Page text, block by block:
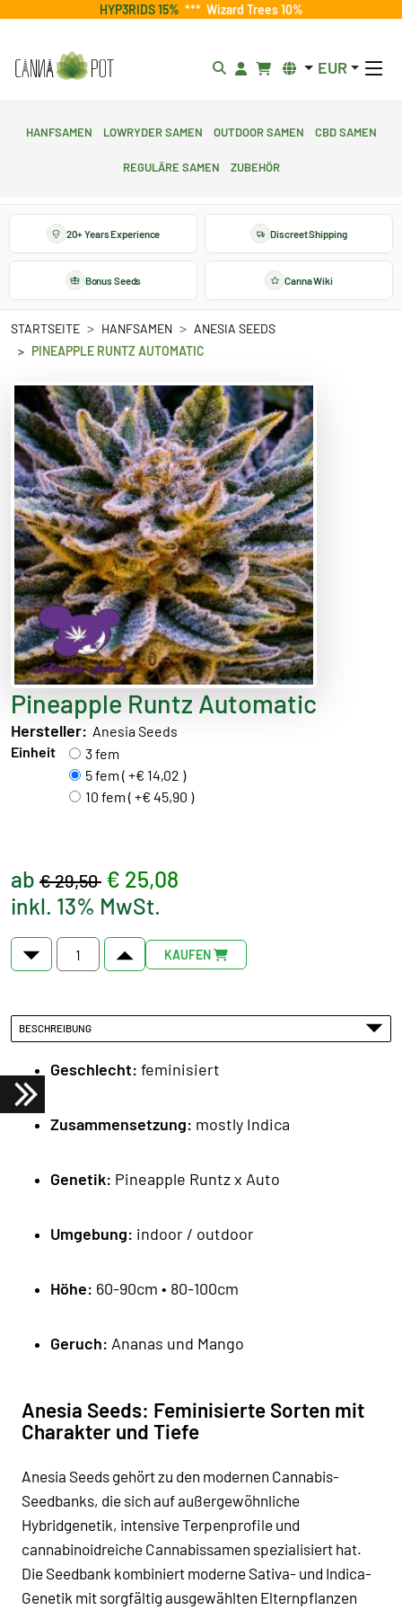
HYP3RIDS 15% *** Wizard Trees 10%
EUR
Hanfsamen Lowryder Samen Outdoor Samen CBD Samen
Reguläre Samen Zubehör
20+ Years Experience Discreet Shipping
Bonus Seeds Canna Wiki
STARTSEITE HANFSAMEN
ANESIA SEEDS
PINEAPPLE RUNTZ AUTOMATIC
Pineapple Runtz Automatic
Hersteller: Anesia Seeds
Einheit
3 fem
5 fem ( +€ 14,02 )
10 fem ( +€ 45,90 )
ab € 29,50 € 25,08
inkl. 13% MwSt.
KAUFEN
BESCHREIBUNG
Geschlecht: feminisiert
Zusammensetzung: mostly Indica
Genetik: Pineapple Runtz x Auto
Umgebung: indoor / outdoor
Höhe: 60-90cm • 80-100cm
Geruch: Ananas und Mango
Anesia Seeds: Feminisierte Sorten mit
Charakter und Tiefe
Anesia Seeds gehört zu den modernen Cannabis-
Seedbanks, die sich auf außergewöhnliche
Hybridgenetik, intensiveTerpenprofile und
cannabinoidreiche Cannabissamen spezialisiert hat.
Die Seedbank kombiniert moderne Sativa- und Indica-
Genetik mit sorgfältig ausgewählten Elternpflanzen